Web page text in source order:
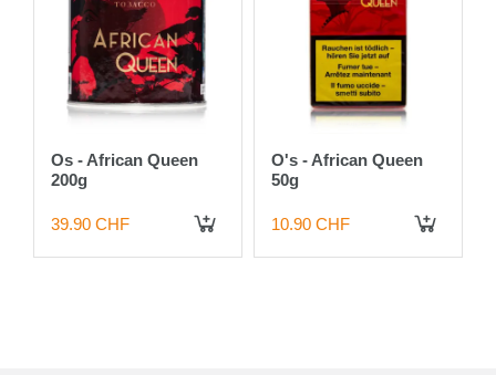
Os - African Queen
200g
39.90 CHF
O's - African Queen
50g
10.90 CHF